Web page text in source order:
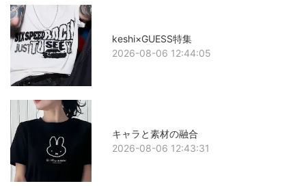
keshi×GUESS特集
2026-08-06 12:44:05
キャラと素材の融合
2026-08-06 12:43:31